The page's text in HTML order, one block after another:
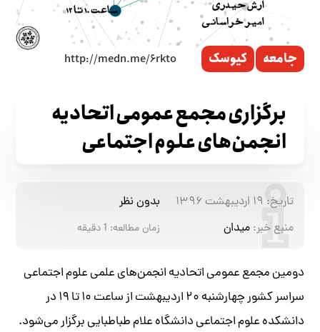
جامعه کیوسک
برگزاری مجمع عمومی اتحادیه‌
انجمن‌های علوم اجتماعی
تاریخ: ۱۹ اردیبهشت ۱۳۹۶
بدون نظر
منبع خبر: میدان زمان مطالعه: 1دقیقه
دومین مجمع عمومی اتحادیه انجمن‌های علمی علوم اجتماعی
سراسر کشور چهارشنبه ۲۰ اردیبهشت از ساعت ۱۰ تا ۱۹ در
دانشکده علوم اجتماعی دانشگاه علام طباطبایی برگزار می‌شود.